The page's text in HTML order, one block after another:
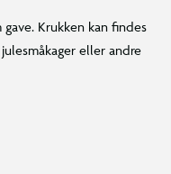
Krukken kan findes
eller andre